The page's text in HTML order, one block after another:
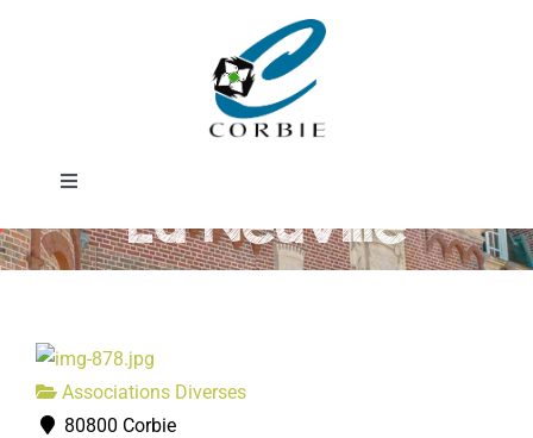
Toggle
Mairie
SERVICES MUNICIPAUX
Renaissance de
Notre-Dame de
La Neuville
Associations Diverses
80800 Corbie